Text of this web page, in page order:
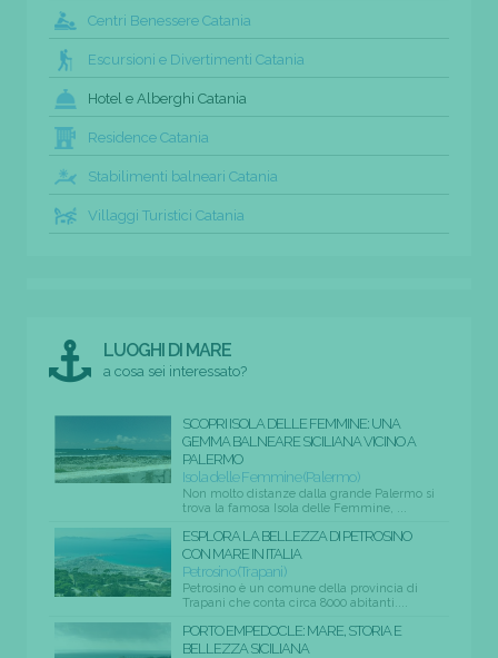
Centri Benessere Catania
Escursioni e Divertimenti Catania
Hotel e Alberghi Catania
Residence Catania
Stabilimenti balneari Catania
Villaggi Turistici Catania
LUOGHI DI MARE
a cosa sei interessato?
SCOPRI ISOLA DELLE FEMMINE: UNA
GEMMA BALNEARE SICILIANA VICINO A
PALERMO
Isola delle Femmine (Palermo)
Non molto distanze dalla grande Palermo si
trova la famosa Isola delle Femmine, ...
ESPLORA LA BELLEZZA DI PETROSINO
CON MARE IN ITALIA
Petrosino (Trapani)
Petrosino è un comune della provincia di
Trapani che conta circa 8000 abitanti....
PORTO EMPEDOCLE: MARE, STORIA E
BELLEZZA SICILIANA